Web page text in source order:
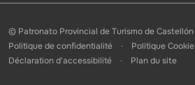
© Patronato Provincial de Turismo de Castellón
Politique de confidentialité
Politique Cookie
Déclaration d'accessibilité
Plan du site